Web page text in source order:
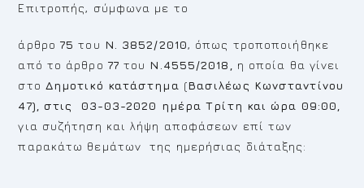
Επιτροπής, σύμφωνα με το
άρθρο75του Ν. 3852/2010, όπως τροποποιήθηκε
από το άρθρο 77του Ν.4555/2018,
η οποία θα γίνει
στο Δημοτικό κατάστημα (Βασιλέως Κωνσταντίνου
47), στις 03-03-2020 ημέρα Τρίτη και ώρα 09:00,
για συζήτηση και λήψη αποφάσεων επί των
παρακάτω θεμάτων της ημερήσιας διάταξης: